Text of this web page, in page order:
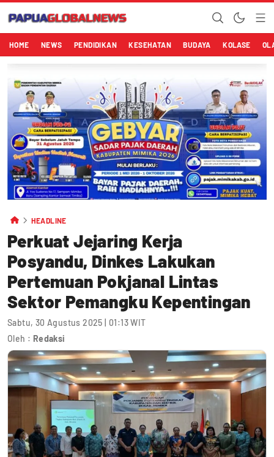
HOME NEWS PENDIDIKAN KESEHATAN BUDAYA KOLASE
HEADLINE
Perkuat Jejaring Kerja
Posyandu, Dinkes Lakukan
Pertemuan Pokjanal Lintas
Sektor Pemangku Kepentingan
Sabtu, 30 Agustus 2025 | 01:13 WIT
Oleh : Redaksi